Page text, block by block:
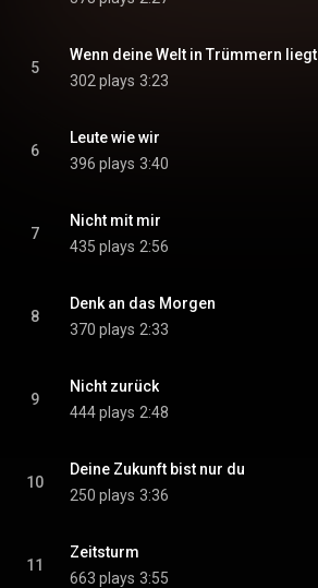
5
Wenn deine Welt in Trümmern liegt
302 plays 3:23
6
Leute wie wir
396 plays 3:40
7
Nicht mit mir
435 plays 2:56
8
Denk an das Morgen
370 plays 2:33
9
Nicht zurück
444 plays 2:48
10
Deine Zukunft bist nur du
250 plays 3:36
11
Zeitsturm
663 plays 3:55